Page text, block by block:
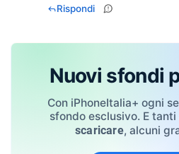
Rispondi
Nuovi sfondi
Con iPhoneItalia+ ogni
sfondo esclusivo. E
scaricare, alcuni